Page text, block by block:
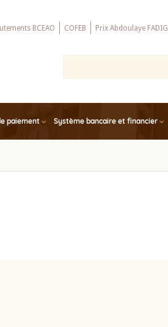
BCEAO COFEB Prix Abdoulaye
paiement Système bancaire et financier